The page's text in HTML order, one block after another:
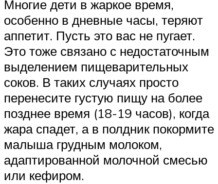
Многие дети в жаркое время,
особенно в дневные часы, теряют
аппетит. Пусть это вас не пугает.
Это тоже связано с недостаточным
выделением пищеварительных
соков. В таких случаях просто
перенесите густую пищу на более
позднее время (18-19 часов), когда
жара спадет, а в полдник покормите
малыша грудным молоком,
адаптированной молочной смесью
или кефиром.